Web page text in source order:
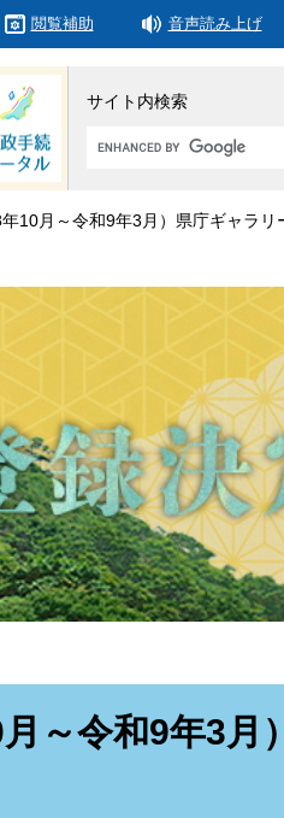
閲覧補助 音声読み上げ
サイト内検索
Google
タ
ム
索
10月～令和9年3月）県庁ギャラリ
～令和9年3月